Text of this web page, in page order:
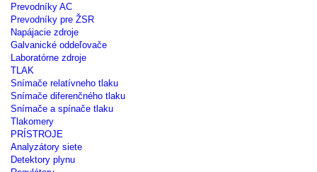
Prevodníky AC
Prevodníky pre ŽSR
Napájacie zdroje
Galvanické oddeľovače
Laboratórne zdroje
TLAK
Snímače relatívneho tlaku
Snímače diferenčného tlaku
Snímače a spínače tlaku
Tlakomery
PRÍSTROJE
Analyzátory siete
Detektory plynu